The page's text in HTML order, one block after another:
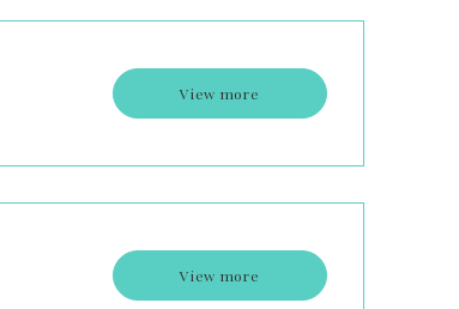
View more
View more